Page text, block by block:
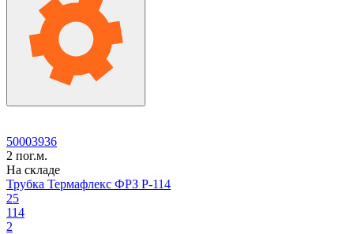
50003936
2 пог.м.
На складе
Трубка Термафлекс ФРЗ P-114
25
114
2